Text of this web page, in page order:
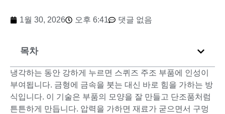
1월 30, 2026 오후 6:41 댓글 없음
목차
냉각하는 동안 강하게 누르면 스퀴즈 주조 부품에 인성이
부여됩니다. 금형에 금속을 붓는 대신 바로 힘을 가하는 방
식입니다. 이 기술은 부품의 모양을 잘 만들고 단조품처럼
튼튼하게 만듭니다. 압력을 가하면 재료가 굳으면서 구멍